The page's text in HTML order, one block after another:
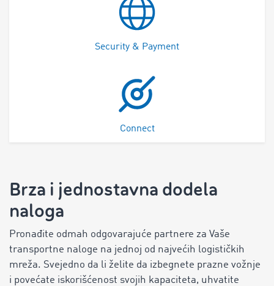
Security & Payment
Connect
Brza i jednostavna dodela
naloga
Pronađite odmah odgovarajuće partnere za Vaše
transportne naloge na jednoj od najvećih logističkih
mreža. Svejedno da li želite da izbegnete prazne vožnje
i povećate iskorišćenost svojih kapaciteta, uhvatite